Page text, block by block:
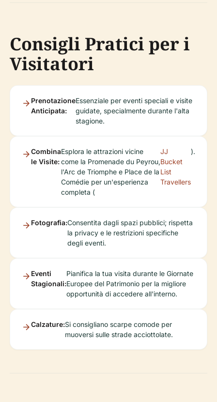
Consigli Pratici per i
Visitatori
Prenotazione
Anticipata:
Essenziale per eventi speciali e visite
guidate, specialmente durante l'alta
stagione.
Combina
le Visite:
Esplora le attrazioni vicine
come la Promenade du Peyrou,
l'Arc de Triomphe e Place de la
Comédie per un'esperienza
completa (
JJ
Bucket
List
Travellers
).
Fotografia:Consentita dagli spazi pubblici; rispetta
la privacy e le restrizioni specifiche
degli eventi.
Eventi
Stagionali:
Pianifica la tua visita durante le Giornate
Europee del Patrimonio per la migliore
opportunità di accedere all'interno.
Calzature:Si consigliano scarpe comode per
muoversi sulle strade acciottolate.